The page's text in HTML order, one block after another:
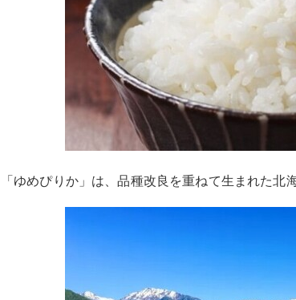
「ゆめぴりか」は、品種改良を重ねて生まれた北